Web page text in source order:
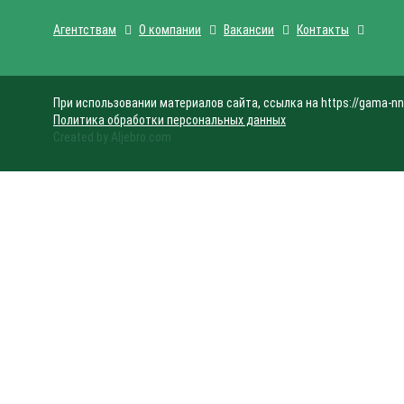
Агентствам О компании Вакансии Контакты
При использовании материалов сайта, ссылка на https://gama-
Политика обработки персональных данных
Created by Aljebro.com